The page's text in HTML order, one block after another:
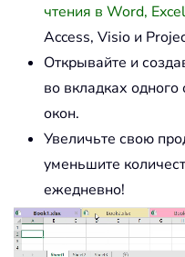
чтения в Word,
Access, Visio и
Открывайте и
во вкладках
окон.
Увеличьте свою
уменьшите
ежедневно!